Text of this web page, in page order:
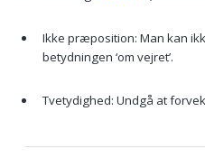
Ikke præposition: Man kan
betydningen ‘om vejret’.
Tvetydighed: Undgå at